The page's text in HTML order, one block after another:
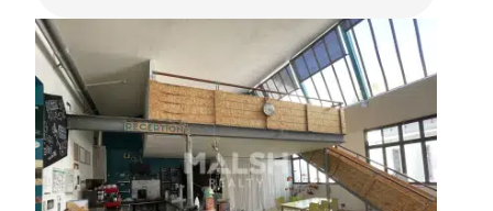
Caractéristiques : Surface : 147 m² Emplacement :
Lyon 9 - axe passant État : clé en main Travaux :
150 000 Euros (2022) Confort : climatisation
réversible partout Hauteur sous plafond : 4 m
Activités : Toute activité possible Restauration
chaude autorisée sous réserve de la mise en place
d'une gaine d'extraction, avec accord du
monopropriétaire de l'immeuble.